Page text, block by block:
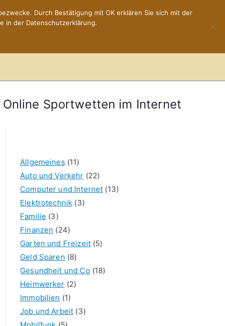
Online Sportwetten im Internet
Allgemeines (11)
Auto und Verkehr (22)
Computer und Internet (13)
Elektrotechnik (3)
Familie (3)
Finanzen (24)
Garten und Freizeit(5)
Geld Sparen (8)
Gesundheit und Co(18)
Heimwerker (2)
Immobilien (1)
Job und Arbeit (3)
Durch Bestätigung mit OK erklären Sie sich mit der
in der Datenschutzerklärung.